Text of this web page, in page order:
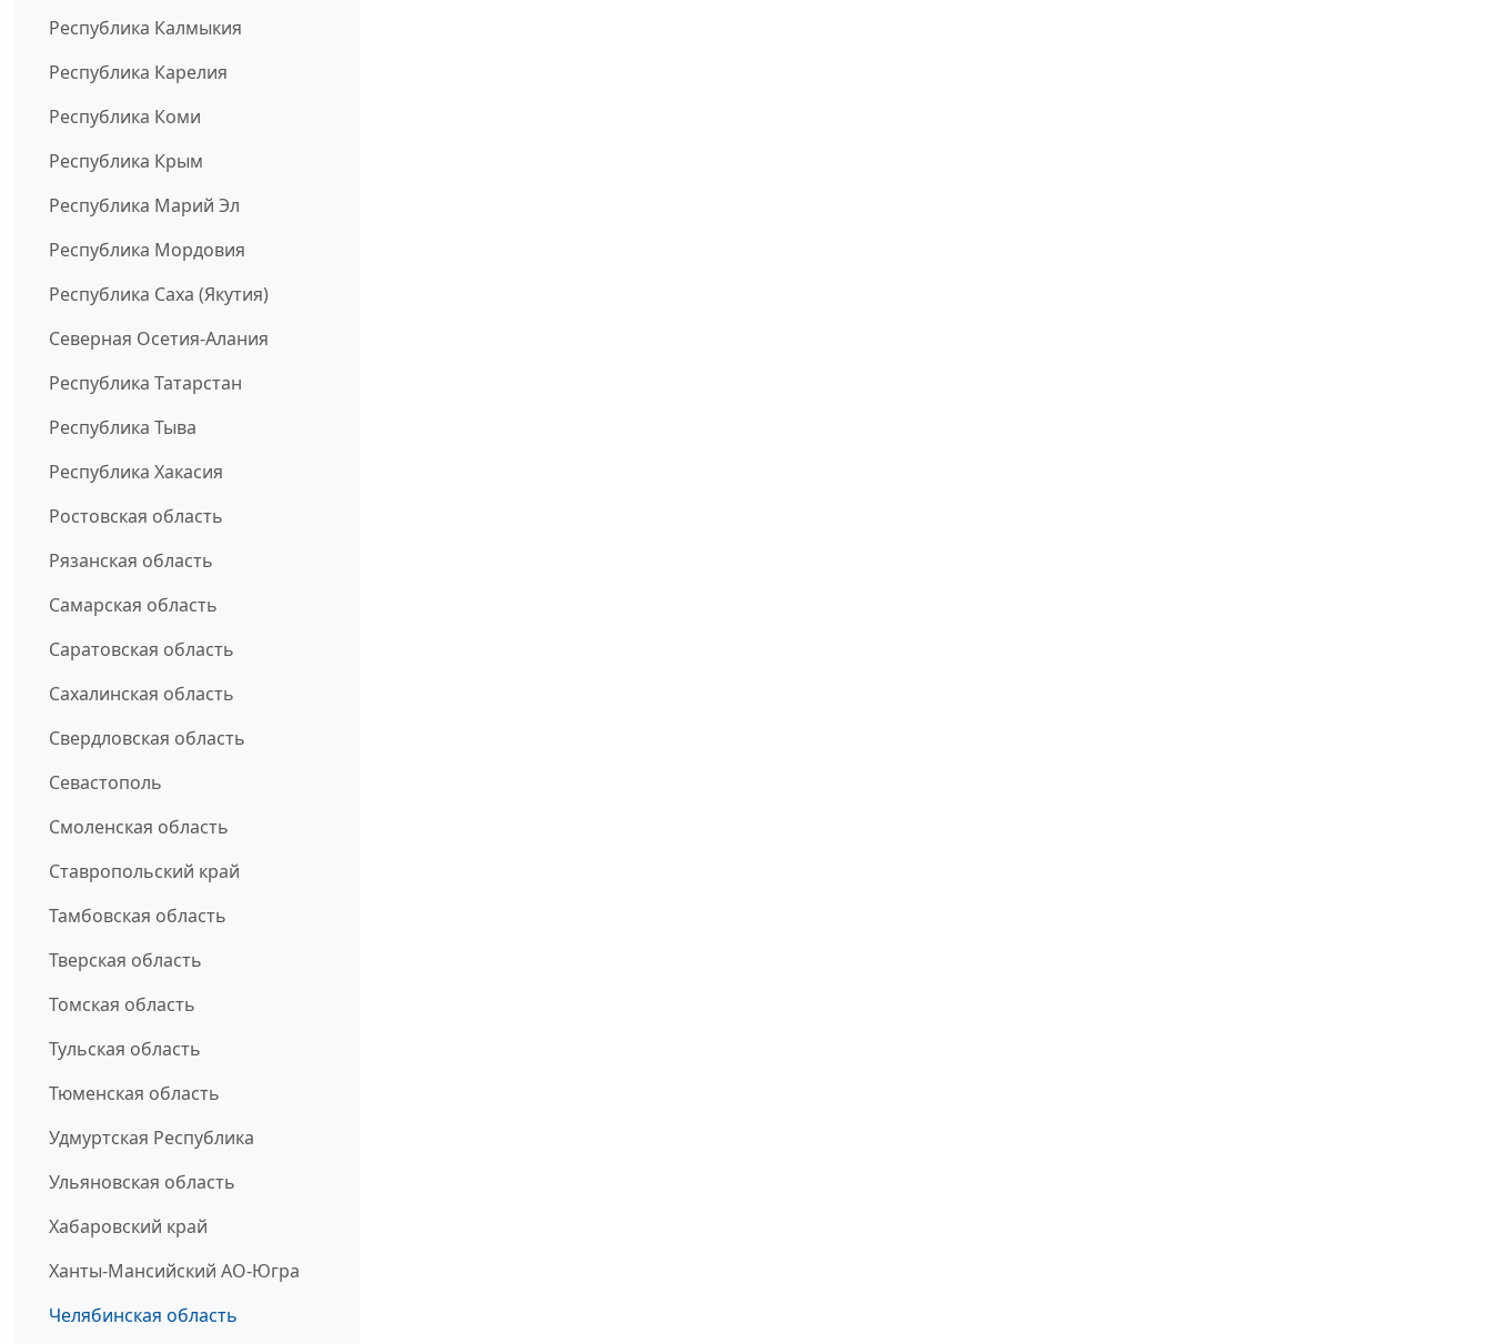
Республика Калмыкия
Республика Карелия
Республика Коми
Республика Крым
Республика Марий Эл
Республика Мордовия
Республика Саха (Якутия)
Северная Осетия-Алания
Республика Татарстан
Республика Тыва
Республика Хакасия
Ростовская область
Рязанская область
Самарская область
Саратовская область
Сахалинская область
Свердловская область
Севастополь
Смоленская область
Ставропольский край
Тамбовская область
Тверская область
Томская область
Тульская область
Тюменская область
Удмуртская Республика
Ульяновская область
Хабаровский край
Ханты-Мансийский АО-Югра
Челябинская область